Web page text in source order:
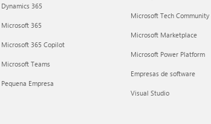
Dynamics 365
Microsoft 365
Microsoft 365 Copilot
Microsoft Teams
Pequena Empresa
Microsoft Tech Community
Microsoft Marketplace
Microsoft Power Platform
Empresas de software
Visual Studio